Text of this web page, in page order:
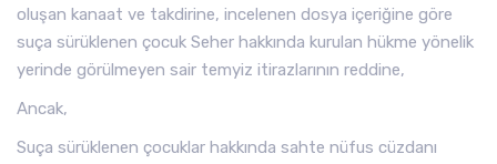
oluşan kanaat ve takdirine, incelenen dosya içeriğine göre
suça sürüklenen çocuk Seher hakkında kurulan hükme yönelik
yerinde görülmeyen sair temyiz itirazlarının reddine,
Ancak,
Suça sürüklenen çocuklar hakkında sahte nüfus cüzdanı